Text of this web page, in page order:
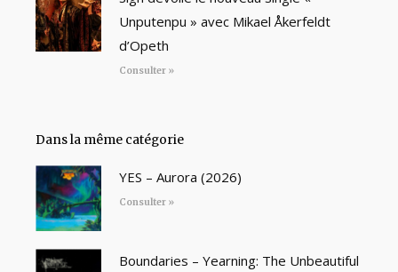
Unputenpu » avec Mikael Åkerfeldt
d’Opeth
Consulter »
Dans la même catégorie
YES – Aurora (2026)
Consulter »
Boundaries – Yearning: The Unbeautiful